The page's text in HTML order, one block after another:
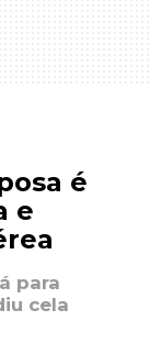
é
e
para
cela